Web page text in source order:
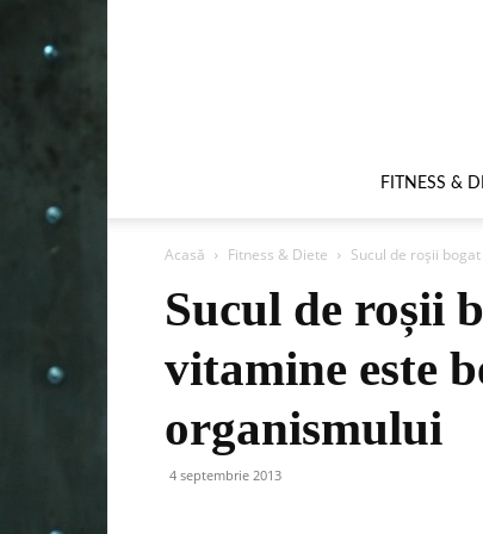
FITNESS &
Acasă Fitness & Diete Sucul de roșii
Sucul de roșii
vitamine este
organismului
4 septembrie 2013